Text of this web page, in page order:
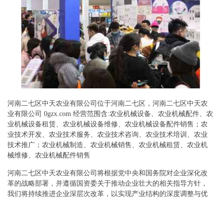
河南二七区中天农业有限公司位于河南二七区，河南二七区中天农
业有限公司 0gzx.com 经营范围含:农业机械设备、农业机械配件、农
业机械设备租赁、农业机械设备维修、农业机械设备配件销售；农
业技术开发、农业技术服务、农业技术咨询、农业技术培训、农业
技术推广；农业机械制造、农业机械销售、农业机械租赁、农业机
械维修、农业机械配件销售
河南二七区中天农业有限公司将根据党中央和国务院对企业深化改
革的战略部署，并遵循国资委关于推动企业壮大的相关指导方针，
我们将持续推进企业深层次改革，以实现产业结构的深度调整与优